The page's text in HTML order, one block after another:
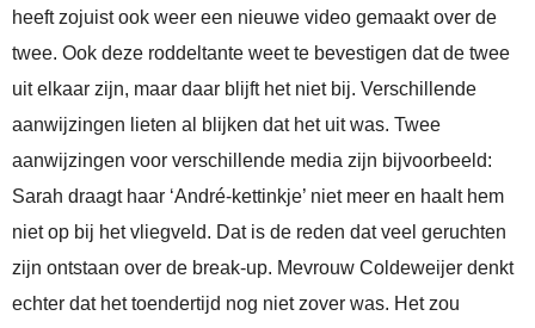
heeft zojuist ook weer een nieuwe video gemaakt over de
twee. Ook deze roddeltante weet te bevestigen dat de twee
uit elkaar zijn, maar daar blijft het niet bij. Verschillende
aanwijzingen lieten al blijken dat het uit was. Twee
aanwijzingen voor verschillende media zijn bijvoorbeeld:
Sarah draagt haar ‘André-kettinkje’ niet meer en haalt hem
niet op bij het vliegveld. Dat is de reden dat veel geruchten
zijn ontstaan over de break-up. Mevrouw Coldeweijer denkt
echter dat het toendertijd nog niet zover was. Het zou